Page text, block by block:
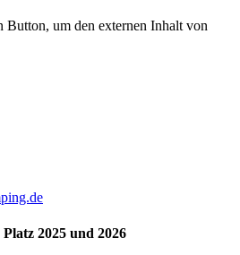
Button, um den externen Inhalt von
2025 und 2026